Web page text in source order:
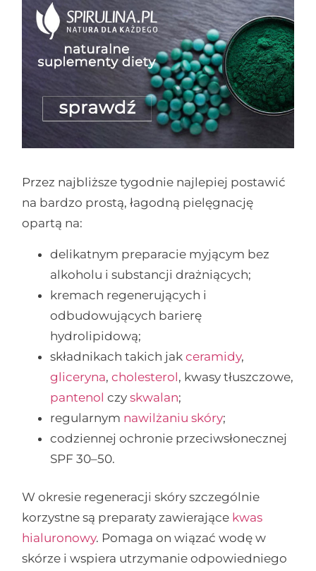
Przez najbliższe tygodnie najlepiej postawić
na bardzo prostą, łagodną pielęgnację
opartą na:
delikatnym preparacie myjącym bez
alkoholu i substancji drażniących;
kremach regenerujących i
odbudowujących barierę
hydrolipidową;
składnikach takich jakceramidy,
gliceryna,cholesterol, kwasy tłuszczowe,
pantenol czyskwalan;
regularnym nawilżaniu skóry;
codziennej ochronie przeciwsłonecznej
SPF 30–50.
W okresie regeneracji skóry szczególnie
korzystne są preparaty zawierające kwas
hialuronowy. Pomaga on wiązać wodę w
skórze i wspiera utrzymanie odpowiedniego